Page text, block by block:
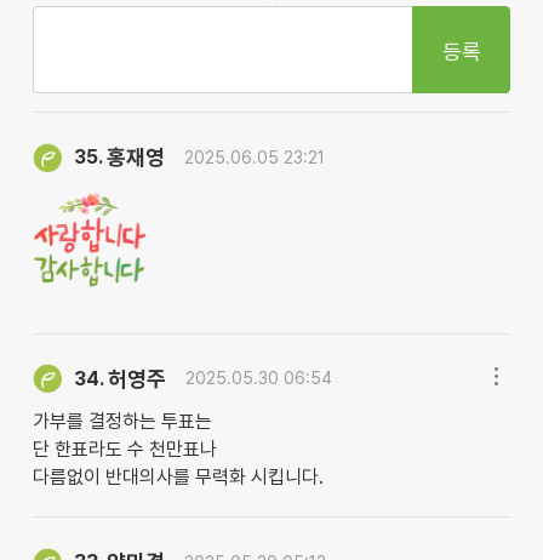
등록
35.홍재영 2025.06.05 23:21
34.허영주 2025.05.30 06:54
가부를 결정하는 투표는
단 한표라도 수 천만표나
다름없이 반대의사를 무력화 시킵니다.